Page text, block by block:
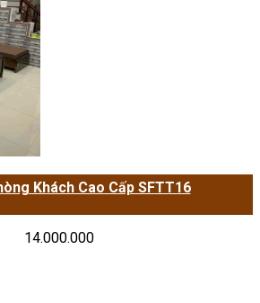
Khách Cao Cấp SFTT16
14.000.000